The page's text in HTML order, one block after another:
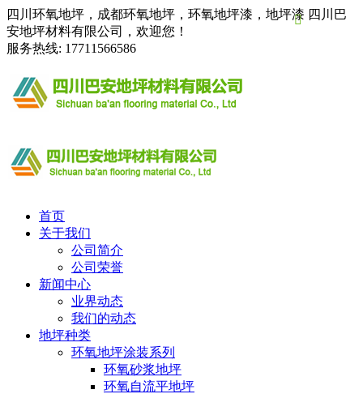
四川环氧地坪，成都环氧地坪，环氧地坪漆，地坪漆 四川巴
安地坪材料有限公司，欢迎您！
服务热线: 17711566586

首页
关于我们
公司简介
公司荣誉
新闻中心
业界动态
我们的动态
地坪种类
环氧地坪涂装系列
环氧砂浆地坪
环氧自流平地坪